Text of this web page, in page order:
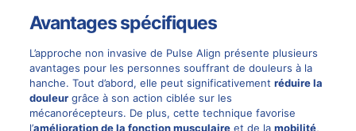
Avantages spécifiques
L’approche non invasive de Pulse Align présente plusieurs
avantages pour les personnes souffrant de douleurs à la
hanche. Tout d’abord, elle peut significativement réduire la
douleurgrâce à son action ciblée sur les
mécanorécepteurs. De plus, cette technique favorise
l’amélioration de la fonction musculaireet de la mobilité,